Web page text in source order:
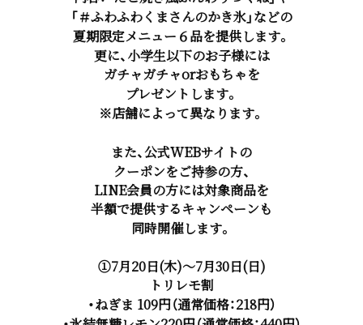
「＃ふわふわくまさんのかき氷」などの
夏期限定メニュー６品を提供します。
更に、小学生以下のお子様には
ガチャガチャorおもちゃを
プレゼントします。
※店舗によって異なります。
また、公式WEBサイトの
クーポンをご持参の方、
LINE会員の方には対象商品を
半額で提供するキャンペーンも
同時開催します。
①7月20日(木)～7月30日(日)
トリレモ割
・ねぎま 109円（通常価格：218円）